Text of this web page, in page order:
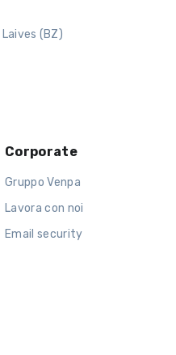
(BZ)
Corporate
Gruppo Venpa
Lavora con noi
Email security